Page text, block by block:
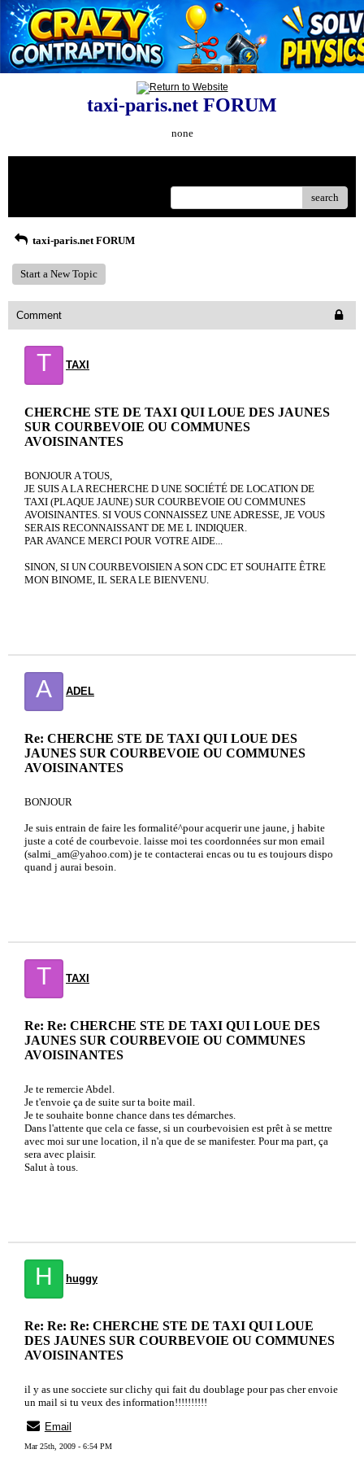
taxi-paris.net FORUM
none
search
taxi-paris.net FORUM
Start a New Topic
Comment
T TAXI
CHERCHE STE DE TAXI QUI LOUE DES JAUNES
SUR COURBEVOIE OU COMMUNES
AVOISINANTES
BONJOUR A TOUS,
JE SUIS A LA RECHERCHE D UNE SOCIÉTÉ DE LOCATION DE
TAXI (PLAQUE JAUNE) SUR COURBEVOIE OU COMMUNES
AVOISINANTES. SI VOUS CONNAISSEZ UNE ADRESSE, JE VOUS
SERAIS RECONNAISSANT DE ME L INDIQUER.
PAR AVANCE MERCI POUR VOTRE AIDE...
SINON, SI UN COURBEVOISIEN A SON CDC ET SOUHAITE ÊTRE
MON BINOME, IL SERA LE BIENVENU.
A ADEL
Re: CHERCHE STE DE TAXI QUI LOUE DES
JAUNES SUR COURBEVOIE OU COMMUNES
AVOISINANTES
BONJOUR
Je suis entrain de faire les formalité^pour acquerir une jaune, j habite
juste a coté de courbevoie. laisse moi tes coordonnées sur mon email
(salmi_am@yahoo.com) je te contacterai encas ou tu es toujours dispo
quand j aurai besoin.
T TAXI
Re: Re: CHERCHE STE DE TAXI QUI LOUE DES
JAUNES SUR COURBEVOIE OU COMMUNES
AVOISINANTES
Je te remercie Abdel.
Je t'envoie ça de suite sur ta boite mail.
Je te souhaite bonne chance dans tes démarches.
Dans l'attente que cela ce fasse, si un courbevoisien est prêt à se mettre
avec moi sur une location, il n'a que de se manifester. Pour ma part, ça
sera avec plaisir.
Salut à tous.
H huggy
Re: Re: Re: CHERCHE STE DE TAXI QUI LOUE
DES JAUNES SUR COURBEVOIE OU COMMUNES
AVOISINANTES
il y as une socciete sur clichy qui fait du doublage pour pas cher envoie
un mail si tu veux des information!!!!!!!!!!
Email
Mar 25th, 2009 - 6:54 PM